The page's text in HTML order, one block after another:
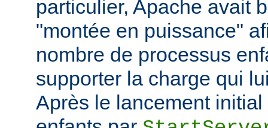
particulier, Apache avait
"montée en puissance"
nombre de processus
supporter la charge qui
Après le lancement